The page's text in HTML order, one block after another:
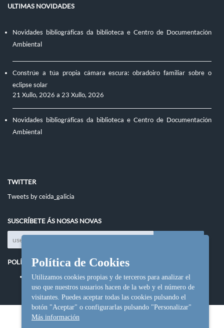
ULTIMAS NOVIDADES
Novidades bibliográficas da biblioteca e Centro de Documentación
Ambiental
Constrúe a túa propia cámara escura: obradoiro familiar sobre o
eclipse solar
21 Xullo, 2026 a 23 Xullo, 2026
Novidades bibliográficas da biblioteca e Centro de Documentación
Ambiental
TWITTER
Tweets by ceida_galicia
SUSCRÍBETE ÁS NOSAS NOVAS
POLÍTICAS DO SITIO
Política de cookies
Política de Cookies
Utilizamos cookies propias y de terceros para analizar el
uso que nuestros usuarios hacen de la web y el número de
visitantes. Puedes aceptar todas las cookies pulsando el
botón "Aceptar" o configurarlas pulsando "Personalizar"
Más información